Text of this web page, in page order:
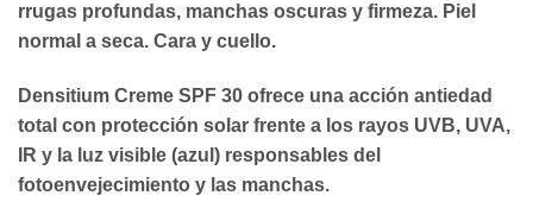
rrugas profundas, manchas oscuras y firmeza. Piel
normal a seca. Cara y cuello.
Densitium Creme SPF 30 ofrece una acción antiedad
total con protección solar frente a los rayos UVB, UVA,
IR y la luz visible (azul) responsables del
fotoenvejecimiento y las manchas.